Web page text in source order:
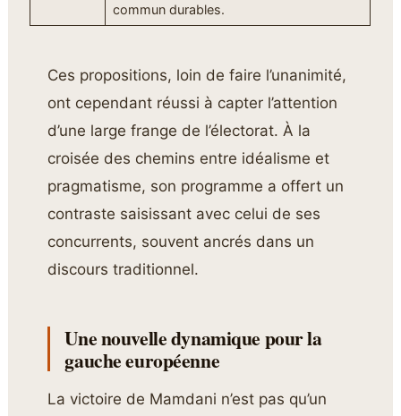
commun durables.
Ces propositions, loin de faire l’unanimité,
ont cependant réussi à capter l’attention
d’une large frange de l’électorat. À la
croisée des chemins entre idéalisme et
pragmatisme, son programme a offert un
contraste saisissant avec celui de ses
concurrents, souvent ancrés dans un
discours traditionnel.
Une nouvelle dynamique pour la
gauche européenne
La victoire de Mamdani n’est pas qu’un